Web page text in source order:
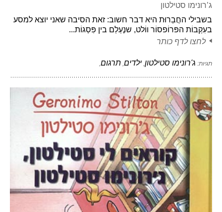
ג’רונימו סטילטון
בשבילי החֲבֵרוּת היא דבר חשוב: זאת הסיבה שאני יוצא למסע
בעִקְבוֹת הפּרוֹפסוֹר ווֹלט, שנֶעְלַם בין פִּסְגוֹת...
לחצו לדף כותר
תגיות: ג'רונימו סטילטון ילדים תרגום